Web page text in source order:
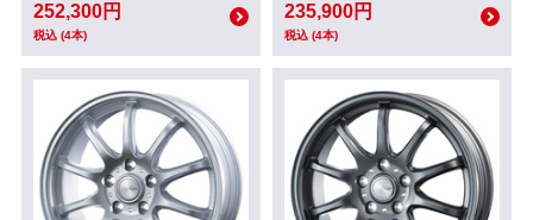
252,300円
税込 (4本)
235,900円
税込 (4本)